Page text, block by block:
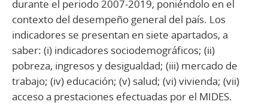
durante el periodo 2007-2019, poniéndolo en el
contexto del desempeño general del país. Los
indicadores se presentan en siete apartados, a
saber: (i) indicadores sociodemográficos; (ii)
pobreza, ingresos y desigualdad; (iii) mercado de
trabajo; (iv) educación; (v) salud; (vi) vivienda; (vii)
acceso a prestaciones efectuadas por el MIDES.